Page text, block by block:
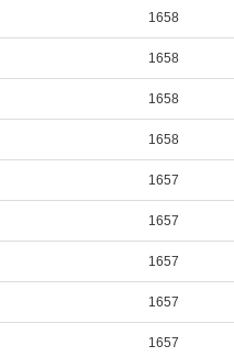
1658
1658
1658
1658
1657
1657
1657
1657
1657